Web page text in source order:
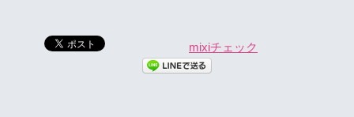
mixiチェック